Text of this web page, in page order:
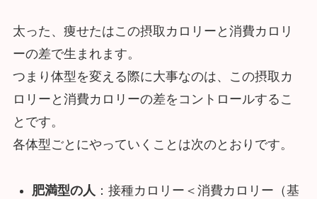
太った、痩せたはこの摂取カロリーと消費カロリ
ーの差で生まれます。
つまり体型を変える際に大事なのは、この摂取カ
ロリーと消費カロリーの差をコントロールするこ
とです。
各体型ごとにやっていくことは次のとおりです。
肥満型の人 ：接種カロリー＜消費カロリー（基